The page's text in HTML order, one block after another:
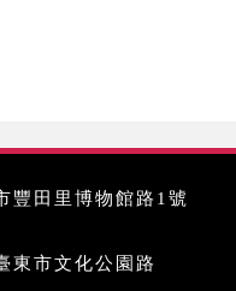
豐田里博物館路1號
東市文化公園路